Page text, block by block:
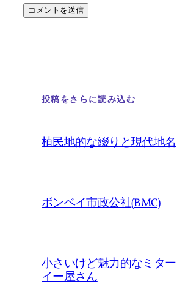
投稿をさらに読み込む
植民地的な綴りと現代地名
ボンベイ市政公社(BMC)
小さいけど魅力的なミター
イー屋さん